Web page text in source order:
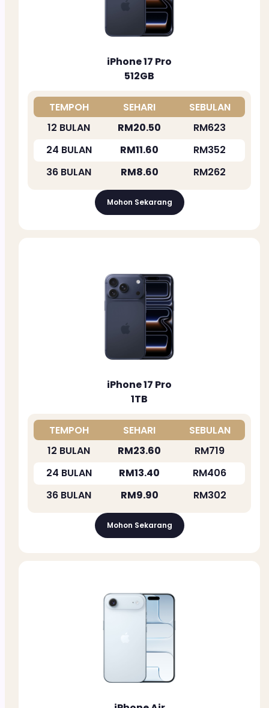
iPhone 17 Pro
512GB
TEMPOH SEHARI
SEBULAN
12 BULAN
RM20.50
RM623
24 BULAN
RM11.60
RM352
36 BULAN
RM8.60 RM262
Mohon Sekarang
iPhone 17 Pro
1TB
TEMPOH SEHARI
SEBULAN
12 BULAN
RM23.60
RM719
24 BULAN
RM13.40
RM406
36 BULAN
RM9.90 RM302
Mohon Sekarang